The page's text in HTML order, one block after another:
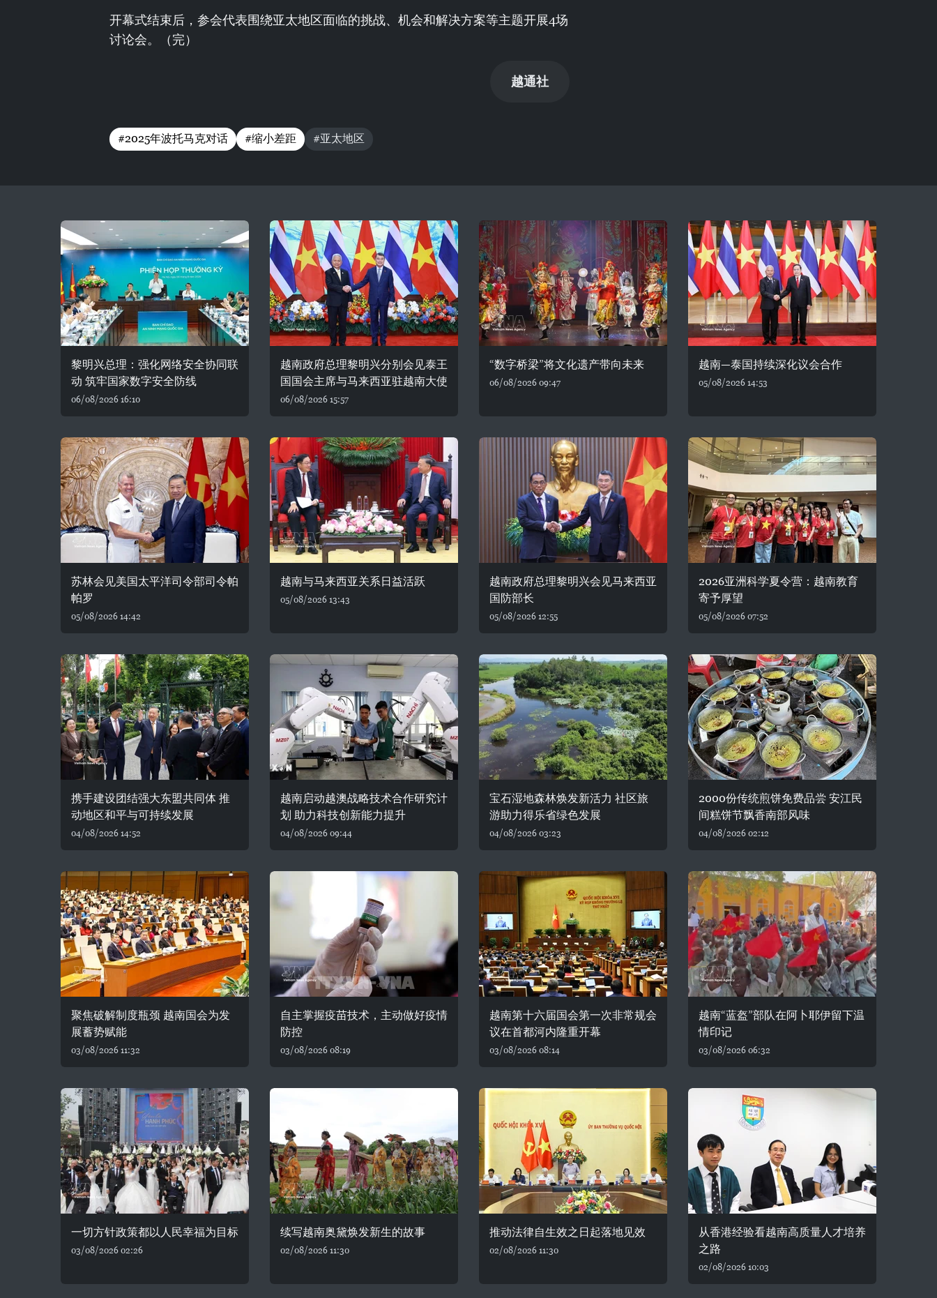
开幕式结束后，参会代表围绕亚太地区面临的挑战、机会和解决方案等主题开展4场
讨论会。（完）
越通社
#2025年波托马克对话 #缩小差距 #亚太地区
黎明兴总理：强化网络安全协同联
动 筑牢国家数字安全防线
06/08/2026 16:10
越南政府总理黎明兴分别会见泰王
国国会主席与马来西亚驻越南大使
06/08/2026 15:57
“数字桥梁”将文化遗产带向未来
06/08/2026 09:47
越南—泰国持续深化议会合作
05/08/2026 14:53
苏林会见美国太平洋司令部司令帕
帕罗
05/08/2026 14:42
越南与马来西亚关系日益活跃
05/08/2026 13:43
越南政府总理黎明兴会见马来西亚
国防部长
05/08/2026 12:55
2026亚洲科学夏令营：越南教育
寄予厚望
05/08/2026 07:52
携手建设团结强大东盟共同体 推
动地区和平与可持续发展
04/08/2026 14:52
越南启动越澳战略技术合作研究计
划 助力科技创新能力提升
04/08/2026 09:44
宝石湿地森林焕发新活力 社区旅
游助力得乐省绿色发展
04/08/2026 03:23
2000份传统煎饼免费品尝 安江民
间糕饼节飘香南部风味
04/08/2026 02:12
聚焦破解制度瓶颈 越南国会为发
展蓄势赋能
03/08/2026 11:32
自主掌握疫苗技术，主动做好疫情
防控
03/08/2026 08:19
越南第十六届国会第一次非常规会
议在首都河内隆重开幕
03/08/2026 08:14
越南“蓝盔”部队在阿卜耶伊留下温
情印记
03/08/2026 06:32
一切方针政策都以人民幸福为目标
03/08/2026 02:26
续写越南奥黛焕发新生的故事
02/08/2026 11:30
推动法律自生效之日起落地见效
02/08/2026 11:30
从香港经验看越南高质量人才培养
之路
02/08/2026 10:03